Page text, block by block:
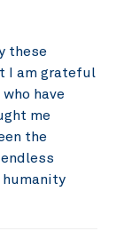
these
I am grateful
have
me
the